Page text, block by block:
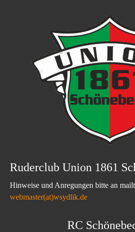
Ruderclub Union 1861
Hinweise und Anregungen bitte an
webmaster(at)wsydlik.de
RC